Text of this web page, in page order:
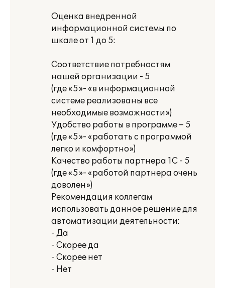
Оценка внедренной
информационной системы по
шкале от 1 до 5:
Соответствие потребностям
нашей организации - 5
(где «5»- «в информационной
системе реализованы все
необходимые возможности»)
Удобство работы в программе – 5
(где «5»- «работать с программой
легко и комфортно»)
Качество работы партнера 1С - 5
(где «5»- «работой партнера очень
доволен»)
Рекомендация коллегам
использовать данное решение для
автоматизации деятельности:
- Да
- Скорее да
- Скорее нет
- Нет